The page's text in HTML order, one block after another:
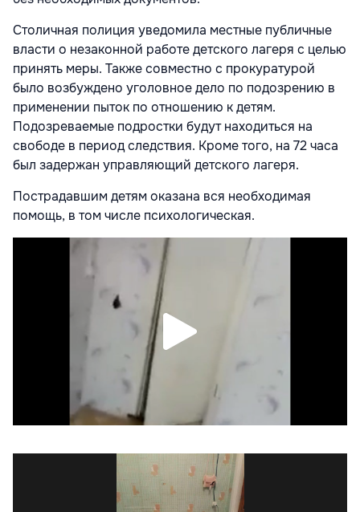
Столичная полиция уведомила местные публичные
власти о незаконной работе детского лагеря с целью
принять меры. Также совместно с прокуратурой
было возбуждено уголовное дело по подозрению в
применении пыток по отношению к детям.
Подозреваемые подростки будут находиться на
свободе в период следствия. Кроме того, на 72 часа
был задержан управляющий детского лагеря.
Пострадавшим детям оказана вся необходимая
помощь, в том числе психологическая.